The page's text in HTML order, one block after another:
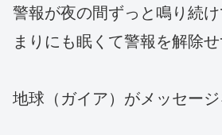
警報が夜の間ずっと鳴り続
まりにも眠くて警報を解除
地球（ガイア）がメッセー